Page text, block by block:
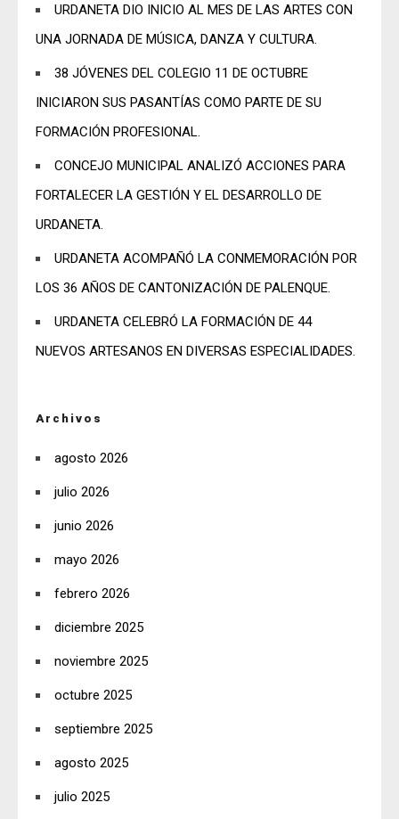
URDANETA DIO INICIO AL MES DE LAS ARTES CON
UNA JORNADA DE MÚSICA, DANZA Y CULTURA.
38 JÓVENES DEL COLEGIO 11 DE OCTUBRE
INICIARON SUS PASANTÍAS COMO PARTE DE SU
FORMACIÓN PROFESIONAL.
CONCEJO MUNICIPAL ANALIZÓ ACCIONES PARA
FORTALECER LA GESTIÓN Y EL DESARROLLO DE
URDANETA.
URDANETA ACOMPAÑÓ LA CONMEMORACIÓN POR
LOS 36 AÑOS DE CANTONIZACIÓN DE PALENQUE.
URDANETA CELEBRÓ LA FORMACIÓN DE 44
NUEVOS ARTESANOS EN DIVERSAS ESPECIALIDADES.
Archivos
agosto 2026
julio 2026
junio 2026
mayo 2026
febrero 2026
diciembre 2025
noviembre 2025
octubre 2025
septiembre 2025
agosto 2025
julio 2025